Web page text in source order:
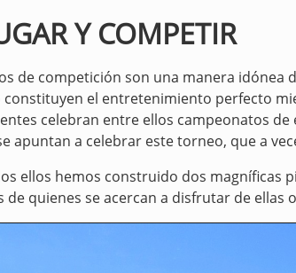
Y COMPETIR
de competición son una manera idónea
constituyen el entretenimiento perfecto
celebran entre ellos campeonatos
apuntan a celebrar este torneo, que a
ellos hemos construido dos magníficas
de quienes se acercan a disfrutar de ellas